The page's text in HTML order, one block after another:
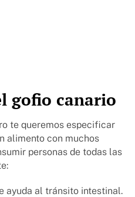
gofio canario
te queremos especificar
alimento con muchos
personas de todas las
ayuda al tránsito intestinal.